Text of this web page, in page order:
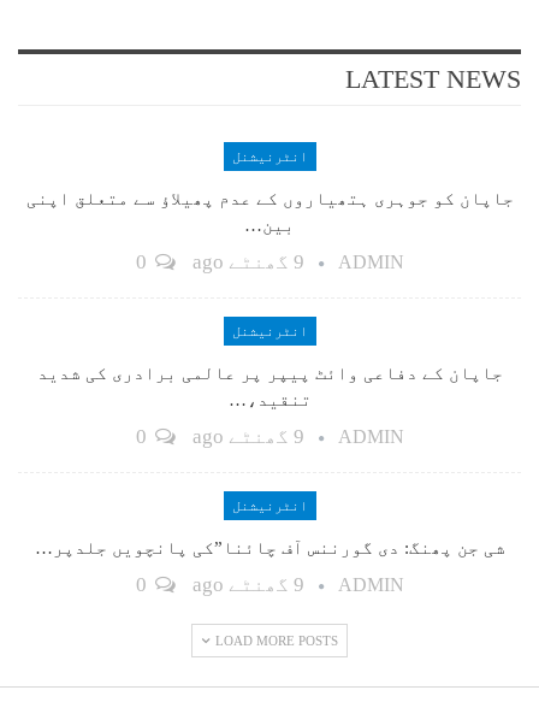
LATEST NEWS
انٹرنیشنل
جاپان کو جوہری ہتھیاروں کے عدم پھیلاؤ سے متعلق اپنی
بین…
ADMIN 9 گھنٹے ago
انٹرنیشنل
جاپان کے دفاعی وائٹ پیپر پر عالمی برادری کی شدید
تنقید،…
ADMIN 9 گھنٹے ago
انٹرنیشنل
شی جن پھنگ: دی گورننس آف چائنا”کی پانچویں جلدپر…
ADMIN 9 گھنٹے ago
LOAD MORE POSTS